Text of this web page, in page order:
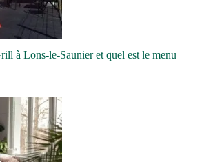
à Lons-le-Saunier et quel est le menu